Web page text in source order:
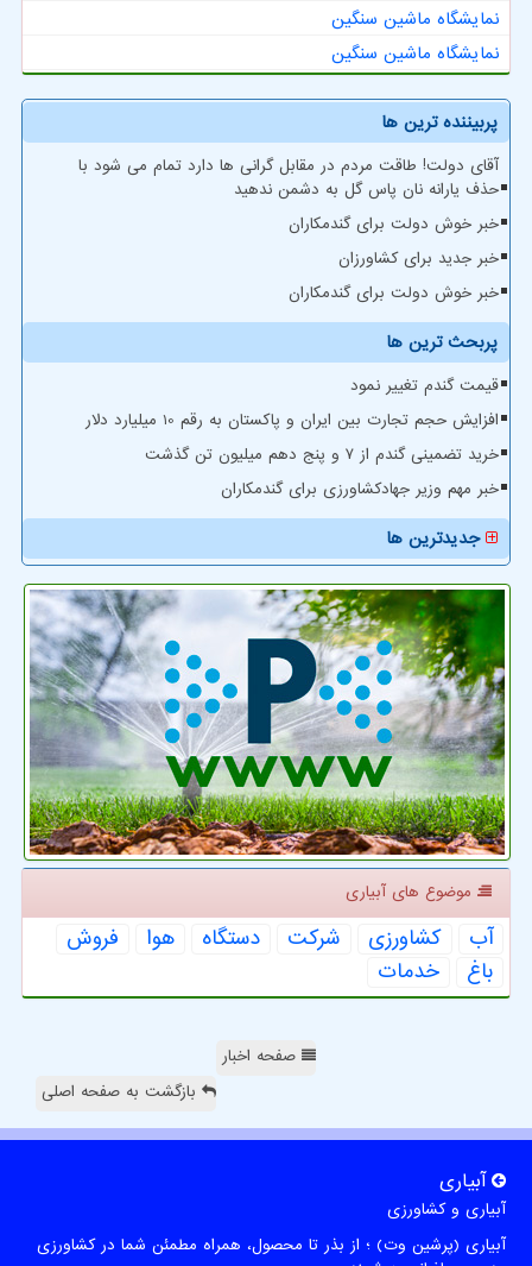
نمایشگاه ماشین سنگین
نمایشگاه ماشین سنگین
پربیننده ترین ها
آقای دولت! طاقت مردم در مقابل گرانی ها دارد تمام می شود با
حذف یارانه نان پاس گل به دشمن ندهید
خبر خوش دولت برای گندمکاران
خبر جدید برای کشاورزان
خبر خوش دولت برای گندمکاران
پربحث ترین ها
قیمت گندم تغییر نمود
افزایش حجم تجارت بین ایران و پاکستان به رقم 10 میلیارد دلار
خرید تضمینی گندم از ۷ و پنج دهم میلیون تن گذشت
خبر مهم وزیر جهادکشاورزی برای گندمکاران
جدیدترین ها
موضوع های آبیاری
آب كشاورزی شركت دستگاه هوا
فروش
باغ
خدمات
صفحه اخبار
بازگشت به صفحه اصلی
آبیاری
آبیاری و کشاورزی
آبیاری (پرشین وت) ؛ از بذر تا محصول، همراه مطمئن شما در کشاورزی